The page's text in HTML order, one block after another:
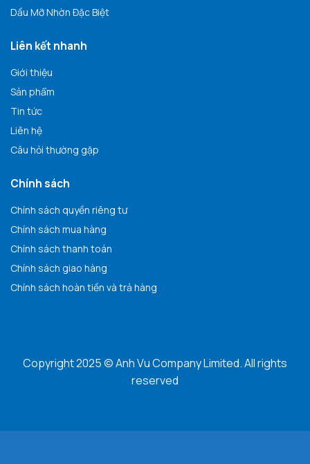
Dầu Mỡ Nhờn Đặc Biệt
Liên kết nhanh
Giới thiệu
Sản phẩm
Tin tức
Liên hệ
Câu hỏi thường gặp
Chính sách
Chính sách quyền riêng tư
Chính sách mua hàng
Chính sách thanh toán
Chính sách giao hàng
Chính sách hoàn tiền và trả hàng
Copyright 2025 © Anh Vu Company Limited. All rights
reserved